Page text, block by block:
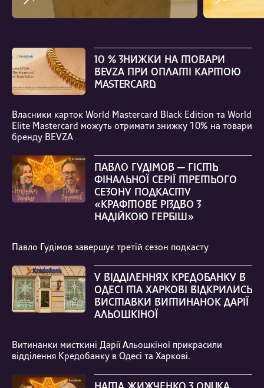
10 % ЗНИЖКИ НА ТОВАРИ
BEVZA ПРИ ОПЛАТІ КАРТОЮ
MASTERCARD
Власники карток World Mastercard Black Edition та World
Elite Mastercard можуть отримати знижку 10% на товари
бренду BEVZA
ПАВЛО ГУДІМОВ — ГІСТЬ
ФІНАЛЬНОЇ СЕРІЇ ТРЕТЬОГО
СЕЗОНУ ПОДКАСТУ
«КРАФТОВЕ РІЗДВО З
НАДІЙКОЮ ГЕРБІШ»
Павло Гудімов завершує третій сезон подкасту
У ВІДДІЛЕННЯХ КРЕДОБАНКУ В
ОДЕСІ ТА ХАРКОВІ ВІДКРИЛИСЬ
ВИСТАВКИ ВИТИНАНОК ДАРІЇ
АЛЬОШКІНОЇ
Витинанки мисткині Дарії Альошкіної прикрасили
відділення Кредобанку в Одесі та Харкові.